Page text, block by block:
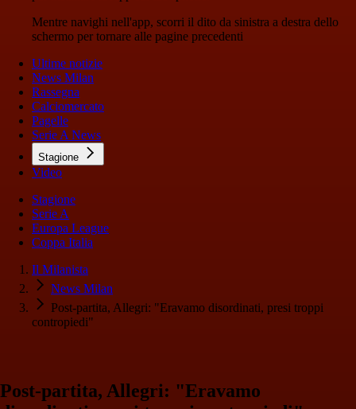
Mentre navighi nell'app, scorri il dito da sinistra a destra dello
schermo per tornare alle pagine precedenti
Ultime notizie
News Milan
Rassegna
Calciomercato
Pagelle
Serie A News
Stagione
Video
Stagione
Serie A
Europa League
Coppa Italia
Il Milanista
News Milan
Post-partita, Allegri: "Eravamo disordinati, presi troppi
contropiedi"
Post-partita, Allegri: "Eravamo